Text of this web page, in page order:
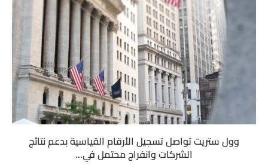
وول ستريت تواصل تسجيل الأرقام القياسية بدعم نتائج
الشركات وانفراج محتمل في...